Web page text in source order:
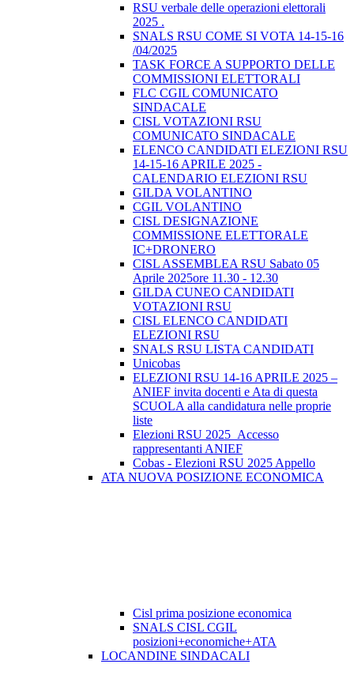
RSU verbale delle operazioni elettorali
2025 .
SNALS RSU COME SI VOTA 14-15-16
/04/2025
TASK FORCE A SUPPORTO DELLE
COMMISSIONI ELETTORALI
FLC CGIL COMUNICATO
SINDACALE
CISL VOTAZIONI RSU
COMUNICATO SINDACALE
ELENCO CANDIDATI ELEZIONI RSU
14-15-16 APRILE 2025 -
CALENDARIO ELEZIONI RSU
GILDA VOLANTINO
CGIL VOLANTINO
CISL DESIGNAZIONE
COMMISSIONE ELETTORALE
IC+DRONERO
CISL ASSEMBLEA RSU Sabato 05
Aprile 2025ore 11.30 - 12.30
GILDA CUNEO CANDIDATI
VOTAZIONI RSU
CISL ELENCO CANDIDATI
ELEZIONI RSU
SNALS RSU LISTA CANDIDATI
Unicobas
ELEZIONI RSU 14-16 APRILE 2025 –
ANIEF invita docenti e Ata di questa
SCUOLA alla candidatura nelle proprie
liste
Elezioni RSU 2025_Accesso
rappresentanti ANIEF
Cobas - Elezioni RSU 2025 Appello
ATA NUOVA POSIZIONE ECONOMICA
Cisl prima posizione economica
SNALS CISL CGIL
posizioni+economiche+ATA
LOCANDINE SINDACALI